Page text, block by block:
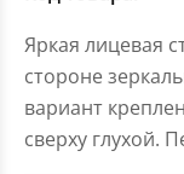
Яркая лицевая
стороне
вариант
сверху глухой.